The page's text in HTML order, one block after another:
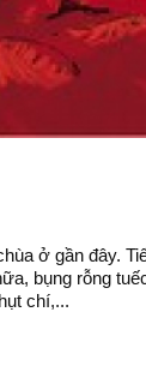
ở gần đây.
bụng rỗng
chí,...